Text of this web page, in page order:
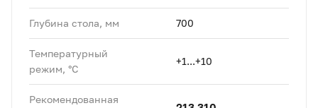
Глубина стола, мм 700
Температурный
режим, °C
+1...+10
Рекомендованная